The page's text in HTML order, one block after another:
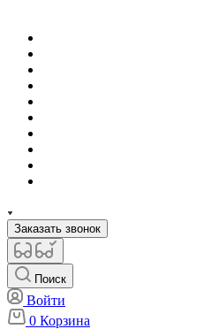
Заказать звонок
Поиск
Войти
0 Корзина